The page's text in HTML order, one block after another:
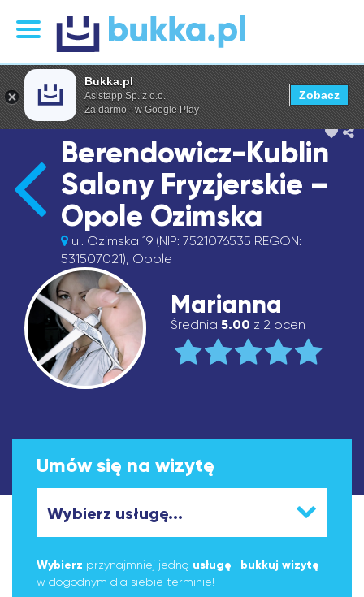
Berendowicz-Kublin
Salony Fryzjerskie –
Opole Ozimska
ul. Ozimska 19 (NIP: 7521076535 REGON:
531507021), Opole
Marianna
Średnia 5.00 z 2 ocen
Umów się na wizytę
Wybierz przynajmniej jedną usługę i bukkuj wizytę
w dogodnym dla siebie terminie!
Bukka.pl
Asistapp Sp. z o.o.
Za darmo - w Google Play
Zobacz